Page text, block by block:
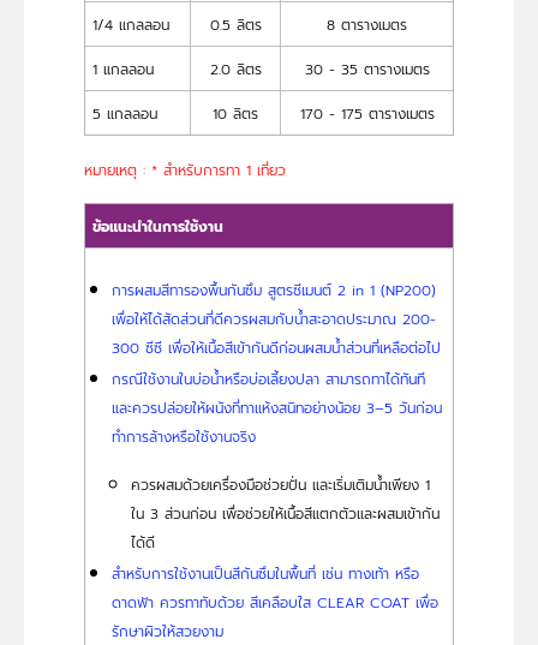
1/4 แกลลอน 0.5 ลิตร 8 ตารางเมตร
1 แกลลอน 2.0 ลิตร 30 - 35 ตารางเมตร
5 แกลลอน 10 ลิตร 170 - 175 ตารางเมตร
หมายเหตุ : * สำหรับการทา 1 เที่ยว
ข้อแนะนำในการใช้งาน
การผสมสีทารองพื้นกันซึม สูตรซีเมนต์ 2 in 1 (NP200)
เพื่อให้ได้สัดส่วนที่ดีควรผสมกับน้ำสะอาดประมาณ 200-
300 ซีซี เพื่อให้เนื้อสีเข้ากันดีก่อนผสมน้ำส่วนที่เหลือต่อไป
กรณีใช้งานในบ่อน้ำหรือบ่อเลี้ยงปลา สามารถทาได้ทันที
และควรปล่อยให้ผนังที่ทาแห้งสนิทอย่างน้อย 3–5 วันก่อน
ทำการล้างหรือใช้งานจริง
ควรผสมด้วยเครื่องมือช่วยปั่น และเริ่มเติมน้ำเพียง 1
ใน 3 ส่วนก่อน เพื่อช่วยให้เนื้อสีแตกตัวและผสมเข้ากัน
ได้ดี
สำหรับการใช้งานเป็นสีกันซึมในพื้นที่ เช่น ทางเท้า หรือ
ดาดฟ้า ควรทาทับด้วย สีเคลือบใส CLEAR COAT เพื่อ
รักษาผิวให้สวยงาม